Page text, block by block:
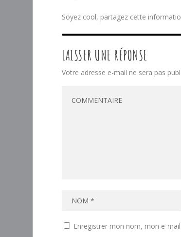
Soyez cool, partagez cette
LAISSER UNE RÉPONSE
Votre adresse e-mail ne sera pas
Enregistrer mon nom, mon e-